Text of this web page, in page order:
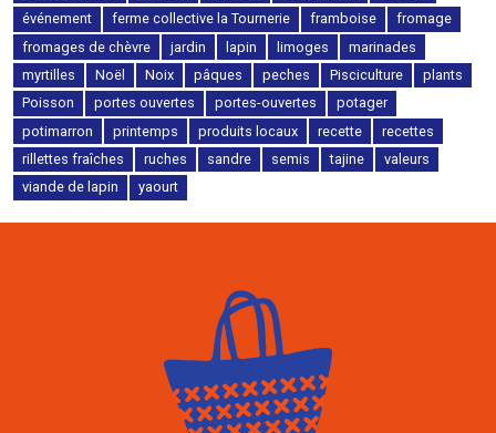
événement
ferme collective la Tournerie framboise
fromage
fromages de chèvre
jardin lapin limoges
marinades
myrtilles
Noël Noix pâques peches Pisciculture
plants
Poisson
portes ouvertes portes-ouvertes
potager
potimarron
printemps produits locaux recette
recettes
rillettes fraîches
ruches sandre semis tajine
valeurs
viande de lapin
yaourt